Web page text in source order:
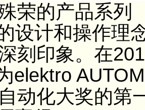
的产品系列
计和操作理念
刻印象。在
elektro
动化大奖的第